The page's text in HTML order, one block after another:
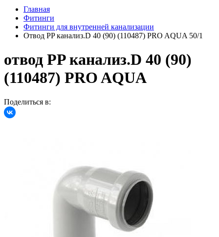
Главная
Фитинги
Фитинги для внутренней канализации
Отвод PP канализ.D 40 (90) (110487) PRO AQUA 50/1
отвод PP канализ.D 40 (90)
(110487) PRO AQUA
Поделиться в: